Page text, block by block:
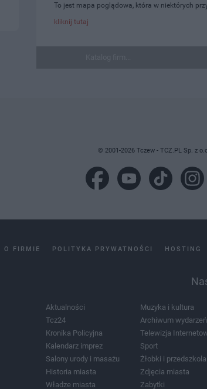
To jest mapa poglądowa, która w niektórych
kliknij tutaj
© 2001-2026 Tczew - TCZ.PL Sp. z
O FIRMIE POLITYKA PRYWATNOŚCI HOSTING
Aktualności
Tcz24
Kronika Policyjna
Kalendarz imprez
Salony urody i masażu
Historia miasta
Władze miasta
Muzyka i kultura
Archiwum wydarzeń
Telewizja
Sport
Żłobki i przedszkola
Zdjęcia miasta
Zabytki